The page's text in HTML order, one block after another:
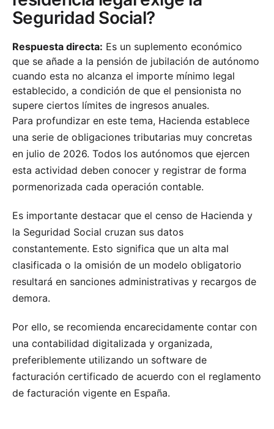
Seguridad Social?
Respuesta directa: Es un suplemento económico
que se añade a la pensión de jubilación de autónomo
cuando esta no alcanza el importe mínimo legal
establecido, a condición de que el pensionista no
supere ciertos límites de ingresos anuales.
Para profundizar en este tema, Hacienda establece
una serie de obligaciones tributarias muy concretas
en julio de 2026. Todos los autónomos que ejercen
esta actividad deben conocer y registrar de forma
pormenorizada cada operación contable.
Es importante destacar que el censo de Hacienda y
la Seguridad Social cruzan sus datos
constantemente. Esto significa que un alta mal
clasificada o la omisión de un modelo obligatorio
resultará en sanciones administrativas y recargos de
demora.
Por ello, se recomienda encarecidamente contar con
una contabilidad digitalizada y organizada,
preferiblemente utilizando un software de
facturación certificado de acuerdo con el reglamento
de facturación vigente en España.